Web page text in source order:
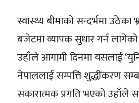
स्वास्थ्य बीमाको सन्दर्भमा उठेका
बजेटमा व्यापक सुधार गर्न
उहाँले आगामी दिनमा यसलाई
नेपाललाई सम्पत्ति शुद्धीकरण
सकारात्मक प्रगति भएको उहाँले